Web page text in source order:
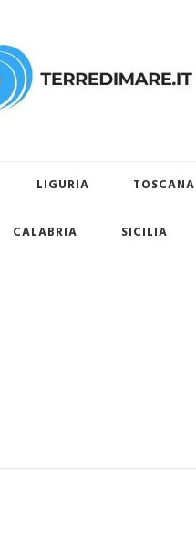
LIGURIA TOSCANA
CALABRIA SICILIA